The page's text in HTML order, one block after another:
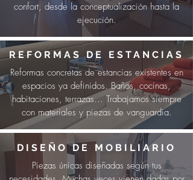
confort, desde la conceptualización hasta la
ejecución.
REFORMAS DE ESTANCIAS
Reformas concretas de estancias existentes en
espacios ya definidos. Baños, cocinas,
habitaciones, terrazas… Trabajamos siempre
con materiales y piezas de vanguardia.
DISEÑO DE MOBILIARIO
Piezas únicas diseñadas según tus